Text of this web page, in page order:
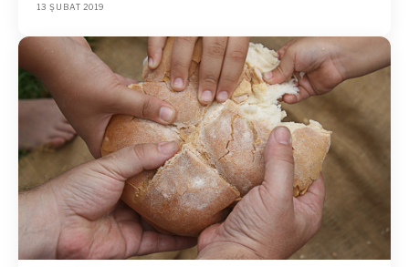
13 ŞUBAT 2019